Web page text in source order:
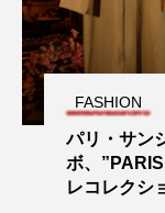
FASHION
パリ・サン
ボ、
レコレクシ